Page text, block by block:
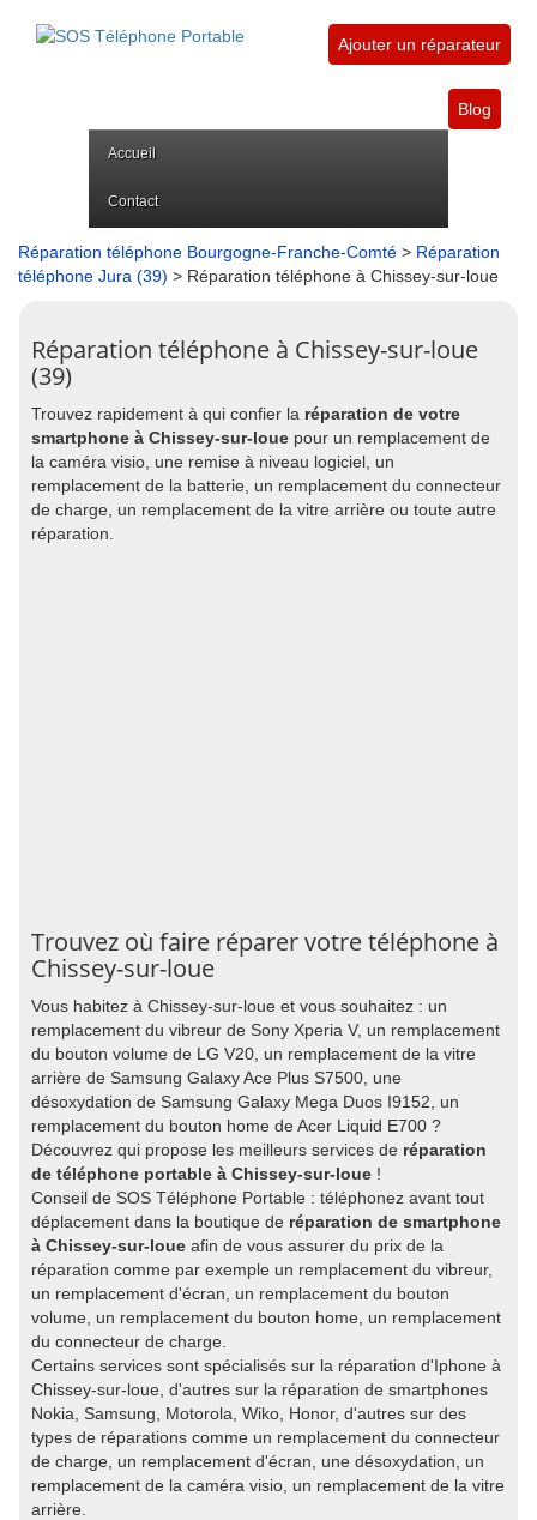
Ajouter un réparateur
Blog
Accueil
Contact
Réparation téléphone Bourgogne-Franche-Comté > Réparation
téléphone Jura (39) > Réparation téléphone à Chissey-sur-loue
Réparation téléphone à Chissey-sur-loue
(39)
Trouvez rapidement à qui confier la réparation de votre
smartphone à Chissey-sur-loue pour un remplacement de
la caméra visio, une remise à niveau logiciel, un
remplacement de la batterie, un remplacement du connecteur
de charge, un remplacement de la vitre arrière ou toute autre
réparation.
Trouvez où faire réparer votre téléphone à
Chissey-sur-loue
Vous habitez à Chissey-sur-loue et vous souhaitez : un
remplacement du vibreur de Sony Xperia V, un remplacement
du bouton volume de LG V20, un remplacement de la vitre
arrière de Samsung Galaxy Ace Plus S7500, une
désoxydation de Samsung Galaxy Mega Duos I9152, un
remplacement du bouton home de Acer Liquid E700 ?
Découvrez qui propose les meilleurs services de réparation
de téléphone portable à Chissey-sur-loue !
Conseil de SOS Téléphone Portable : téléphonez avant tout
déplacement dans la boutique de réparation de smartphone
à Chissey-sur-loue afin de vous assurer du prix de la
réparation comme par exemple un remplacement du vibreur,
un remplacement d'écran, un remplacement du bouton
volume, un remplacement du bouton home, un remplacement
du connecteur de charge.
Certains services sont spécialisés sur la réparation d'Iphone à
Chissey-sur-loue, d'autres sur la réparation de smartphones
Nokia, Samsung, Motorola, Wiko, Honor, d'autres sur des
types de réparations comme un remplacement du connecteur
de charge, un remplacement d'écran, une désoxydation, un
remplacement de la caméra visio, un remplacement de la vitre
arrière.